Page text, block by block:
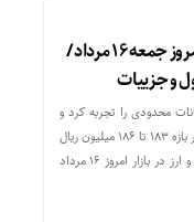
قیمت طلا و سکه امروز جمعه ۱۶ مرداد/
و جزییات
محدودی را تجربه کرد و
قیمت هر گرم طلای ۱۸ عیار در بازه ۱۸۳ تا ۱۸۶ میلیون ریال
در رفت‌وآمد بود. همزمان، تازه‌ترین نرخ طلا، سکه و ارز در بازار امروز ۱۶ مرداد